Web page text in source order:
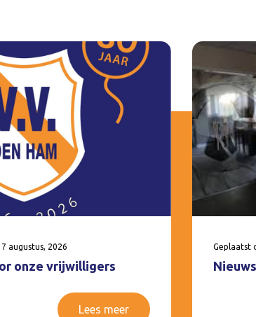
augustus, 2026
onze vrijwilligers
Lees meer
Geplaatst